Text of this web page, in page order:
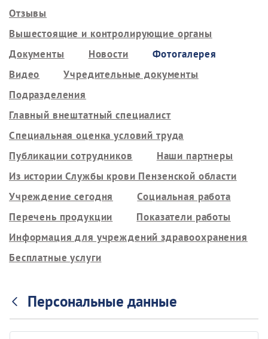
Отзывы
Вышестоящие и контролирующие органы
Документы
Новости
Фотогалерея
Видео
Учредительные документы
Подразделения
Главный внештатный специалист
Специальная оценка условий труда
Публикации сотрудников
Наши партнеры
Из истории Службы крови Пензенской области
Учреждение сегодня
Социальная работа
Перечень продукции
Показатели работы
Информация для учреждений здравоохранения
Бесплатные услуги
Персональные данные